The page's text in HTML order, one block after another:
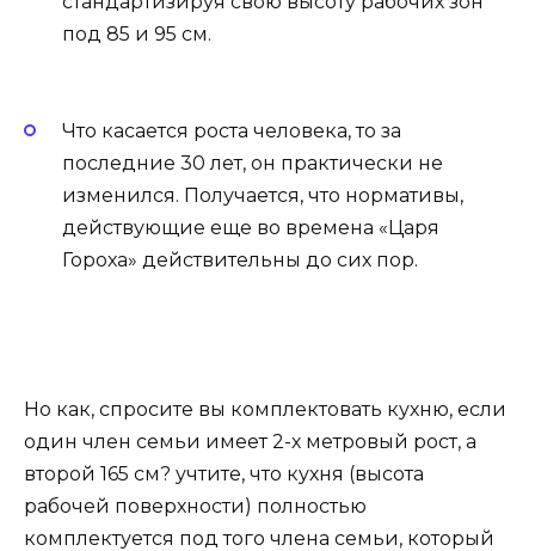
под 85 и 95 см.
Что касается роста человека, то за
последние 30 лет, он практически не
изменился. Получается, что нормативы,
действующие еще во времена «Царя
Гороха» действительны до сих пор.
Но как, спросите вы комплектовать кухню, если
один член семьи имеет 2-х метровый рост, а
второй 165 см? учтите, что кухня (высота
рабочей поверхности) полностью
комплектуется под того члена семьи, который